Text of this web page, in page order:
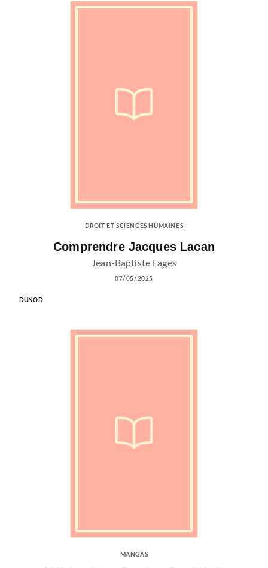
DROIT ET SCIENCES HUMAINES
Comprendre Jacques Lacan
Jean-Baptiste Fages
07/05/2025
DUNOD
MANGAS